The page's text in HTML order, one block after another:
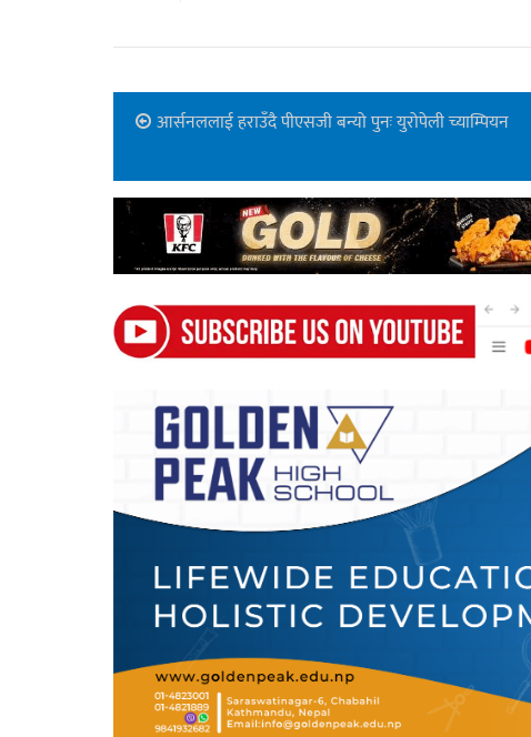
आर्सनललाई हराउँदै पीएसजी बन्यो पुनः युरोपेली च्याम्पियन